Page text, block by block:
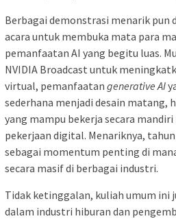
Berbagai demonstrasi menarik pun
acara untuk membuka mata para
pemanfaatan AI yang begitu luas.
NVIDIA Broadcast untuk
virtual, pemanfaatan generative AI
sederhana menjadi desain matang,
yang mampu bekerja secara
pekerjaan digital. Menariknya,
sebagai momentum penting di
secara masif di berbagai industri.
Tidak ketinggalan, kuliah umum ini
dalam industri hiburan dan